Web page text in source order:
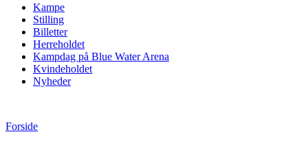
Kampe
Stilling
Billetter
Herreholdet
Kampdag på Blue Water Arena
Kvindeholdet
Nyheder
Forside